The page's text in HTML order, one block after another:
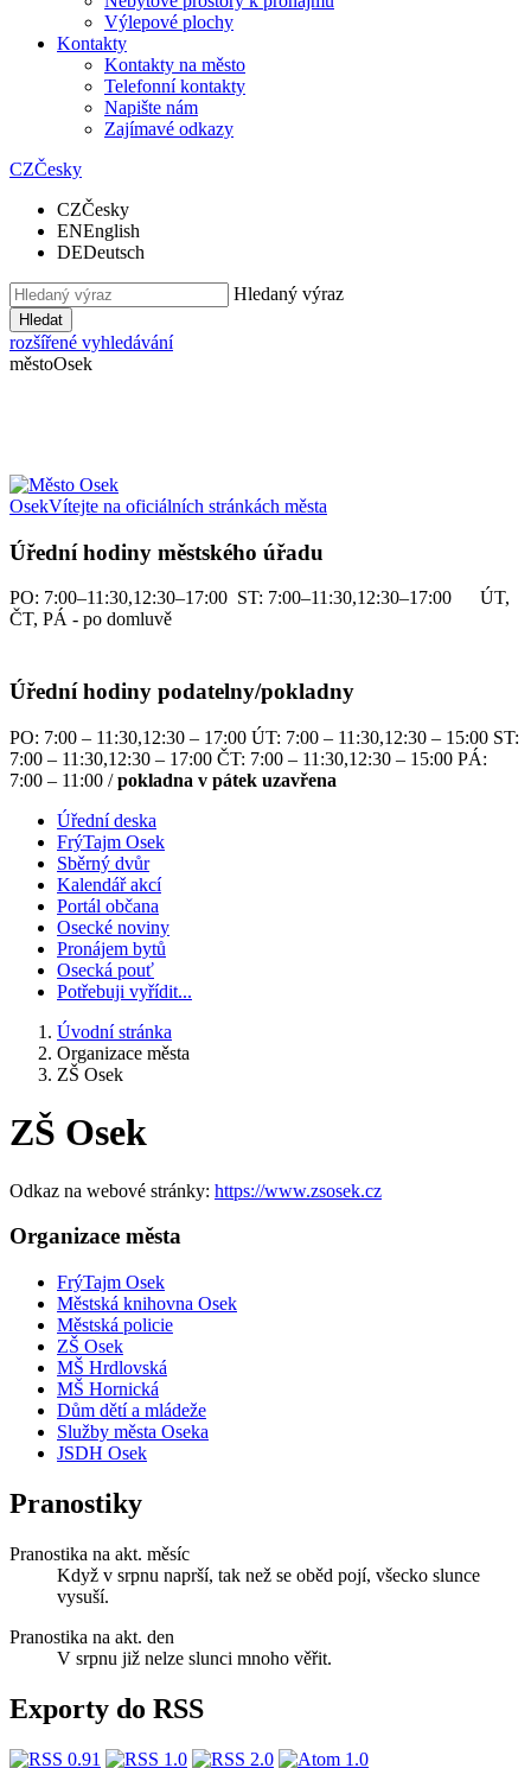
Výlepové plochy
Kontakty
Kontakty na město
Telefonní kontakty
Napište nám
Zajímavé odkazy
CZČesky
CZČesky
ENEnglish
DEDeutsch
Hledaný výraz
Hledat
rozšířené vyhledávání
městoOsek
OsekVítejte na oficiálních stránkách města
Úřední hodiny městského úřadu
PO: 7:00–11:30,12:30–17:00 ST: 7:00–11:30,12:30–17:00 ÚT,
ČT, PÁ - po domluvě
Úřední hodiny podatelny/pokladny
PO: 7:00 – 11:30,12:30 – 17:00 ÚT: 7:00 – 11:30,12:30 – 15:00 ST:
7:00 – 11:30,12:30 – 17:00 ČT: 7:00 – 11:30,12:30 – 15:00 PÁ:
7:00 – 11:00 /pokladna v pátek uzavřena
Úřední deska
FrýTajm Osek
Sběrný dvůr
Kalendář akcí
Portál občana
Osecké noviny
Pronájem bytů
Osecká pouť
Potřebuji vyřídit...
Úvodní stránka
Organizace města
ZŠ Osek
ZŠ Osek
Odkaz na webové stránky: https://www.zsosek.cz
Organizace města
FrýTajm Osek
Městská knihovna Osek
Městská policie
ZŠ Osek
MŠ Hrdlovská
MŠ Hornická
Dům dětí a mládeže
Služby města Oseka
JSDH Osek
Pranostiky
Pranostika na akt. měsíc
Když v srpnu naprší, tak než se oběd pojí, všecko slunce
vysuší.
Pranostika na akt. den
V srpnu již nelze slunci mnoho věřit.
Exporty do RSS